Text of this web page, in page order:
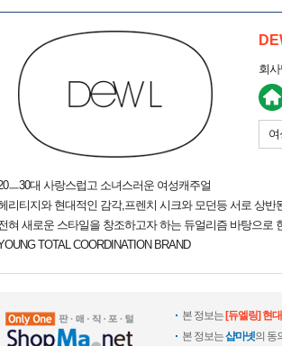
회
여
ㅡ30대 사랑스럽고 소녀스러운 여성캐주얼
리티지와 현대적인 감각,프렌치 시크와 모던등 서로 상반
혀 새로운 스타일을 창조하고자 하는 듀얼리즘 바탕으로
TOTAL COORDINATION BRAND
본 정보는 [듀엘링] 현
본 정보는샵마넷의 동